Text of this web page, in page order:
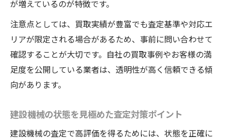
が増えているのが特徴です。
注意点としては、買取実績が豊富でも査定基準や対応エ
リアが限定される場合があるため、事前に問い合わせて
確認することが大切です。自社の買取事例やお客様の満
足度を公開している業者は、透明性が高く信頼できる傾
向があります。
建設機械の状態を見極めた査定対策ポイント
建設機械の査定で高評価を得るためには、状態を正確に